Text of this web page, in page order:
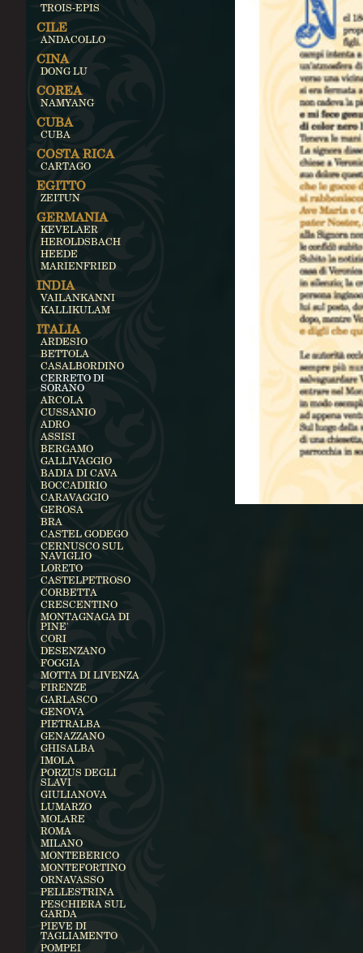
TROIS-EPIS
CILE
ANDACOLLO
CINA
DONG LU
COREA
NAMYANG
CUBA
CUBA
COSTA RICA
CARTAGO
EGITTO
ZEITUN
GERMANIA
KEVELAER
HEROLDSBACH
HEEDE
MARIENFRIED
INDIA
VAILANKANNI
KALLIKULAM
ITALIA
ARDESIO
BETTOLA
CASALBORDINO
CERRETO DI
SORANO
ARCOLA
CUSSANIO
ADRO
ASSISI
BERGAMO
GALLIVAGGIO
BADIA DI CAVA
BOCCADIRIO
CARAVAGGIO
GEROSA
BRA
CASTEL GODEGO
CERNUSCO SUL
NAVIGLIO
LORETO
CASTELPETROSO
CORBETTA
CRESCENTINO
MONTAGNAGA DI
PINE'
CORI
DESENZANO
FOGGIA
MOTTA DI LIVENZA
FIRENZE
GARLASCO
GENOVA
PIETRALBA
GENAZZANO
GHISALBA
IMOLA
PORZUS DEGLI
SLAVI
GIULIANOVA
LUMARZO
MOLARE
ROMA
MILANO
MONTEBERICO
MONTEFORTINO
ORNAVASSO
PELLESTRINA
PESCHIERA SUL
GARDA
PIEVE DI
TAGLIAMENTO
POMPEI